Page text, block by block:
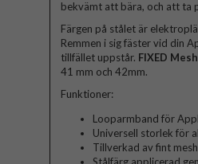
bekvämt att bära, och att ta
Färgen på stålet är
Remmen i sig fäster vid din
tillfället uppstår. FIXED
41 mm och 42mm.
Funktioner:
Looparmband för
Universell storlek för
Tillverkad av fint